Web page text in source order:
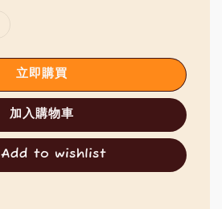
立即購買
加入購物車
Add to wishlist